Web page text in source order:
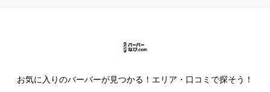

仕上がり満足度 必須
お気に入りのバーバーが見つかる！エリア・口コミで探そう！